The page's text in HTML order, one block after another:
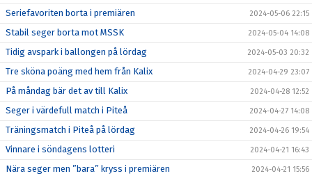
Seriefavoriten borta i premiären 2024-05-06 22:15
Stabil seger borta mot MSSK 2024-05-04 14:08
Tidig avspark i ballongen på lördag 2024-05-03 20:32
Tre sköna poäng med hem från Kalix 2024-04-29 23:07
På måndag bär det av till Kalix 2024-04-28 12:52
Seger i värdefull match i Piteå 2024-04-27 14:08
Träningsmatch i Piteå på lördag 2024-04-26 19:54
Vinnare i söndagens lotteri 2024-04-21 16:43
Nära seger men ”bara” kryss i premiären 2024-04-21 15:56